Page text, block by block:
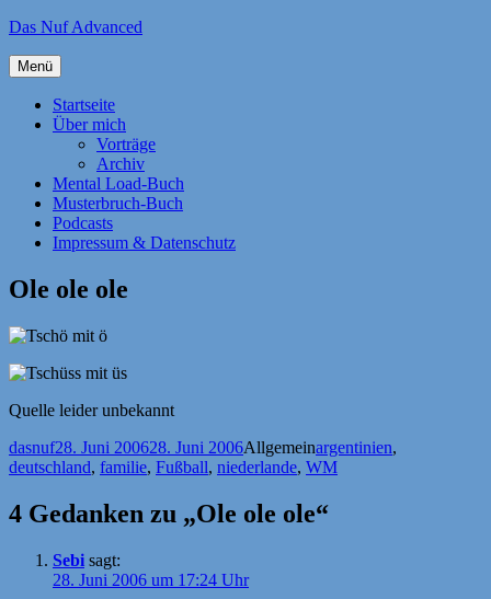
Zum
springen
Das Nuf Advanced
Menü
Startseite
Über mich
Vorträge
Archiv
Mental Load-Buch
Musterbruch-Buch
Podcasts
Impressum & Datenschutz
Ole ole ole
Quelle leider unbekannt
Autor
dasnufVeröffentlicht
am
28. Juni 200628. Juni 2006Kategorien
AllgemeinSchlagwörter
argentinien,
deutschland, familie, Fußball, niederlande, WM
4 Gedanken zu „Ole ole ole“
Sebi sagt:
28. Juni 2006 um 17:24 Uhr